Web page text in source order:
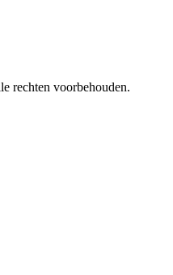
rechten voorbehouden.